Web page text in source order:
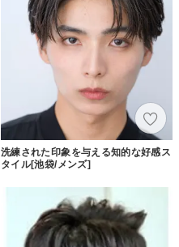
洗練された印象を与える知的な好感ス
タイル[池袋/メンズ]